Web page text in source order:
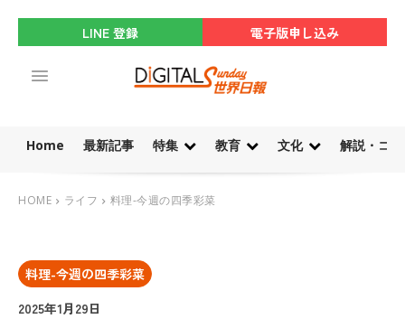
LINE 登録 電子版申し込み
Home 最新記事 特集 教育 文化 解説・コ
HOME ライフ 料理-今週の四季彩菜
料理-今週の四季彩菜
2025年1月29日